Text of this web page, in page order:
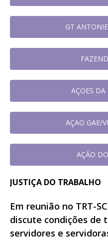
GT
AÇOES DA
AÇAO GAE/
AÇÃO
JUSTIÇA DO TRABALHO
Em reunião no TRT-
discute condições de
servidores e